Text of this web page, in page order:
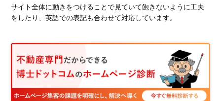
サイト全体に動きをつけることで見ていて飽きないように工夫
をしたり、英語での表記も合わせて対応しています。